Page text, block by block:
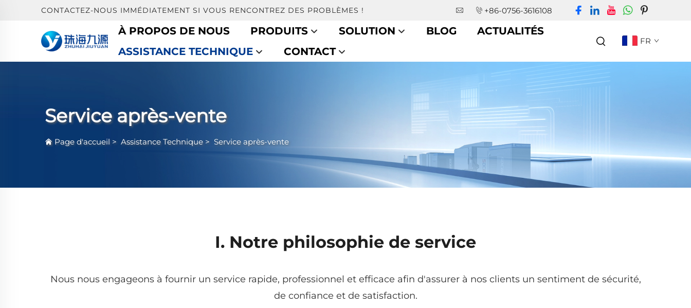
CONTACTEZ-NOUS IMMÉDIATEMENT SI VOUS RENCONTREZ DES PROBLÈMES ! +86-0756-3616108
À PROPOS DE NOUS PRODUITS SOLUTION BLOG
ACTUALITÉS
ASSISTANCE TECHNIQUE
CONTACT
FR
Service après-vente
Page d'accueil > Assistance Technique > Service après-vente
I. Notre philosophie de service
Nous nous engageons à fournir un service rapide, professionnel et efficace afin d'assurer à nos clients un sentiment de sécurité,
de confiance et de satisfaction.